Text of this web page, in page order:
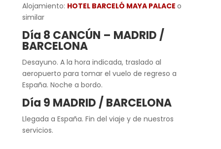
Alojamiento: HOTEL BARCELÓ MAYA PALACE o
similar
Día 8 CANCÚN – MADRID /
BARCELONA
Desayuno. A la hora indicada, traslado al
aeropuerto para tomar el vuelo de regreso a
España. Noche a bordo.
Día 9 MADRID / BARCELONA
Llegada a España. Fin del viaje y de nuestros
servicios.